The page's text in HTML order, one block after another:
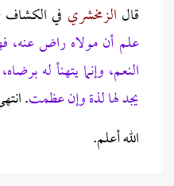
قال الزمخشري في
علم أن مولاه راض عنه،
النعم، وإنما يتهنأ له
يجد لها لذة وإن عظمت.
الله أعلم.